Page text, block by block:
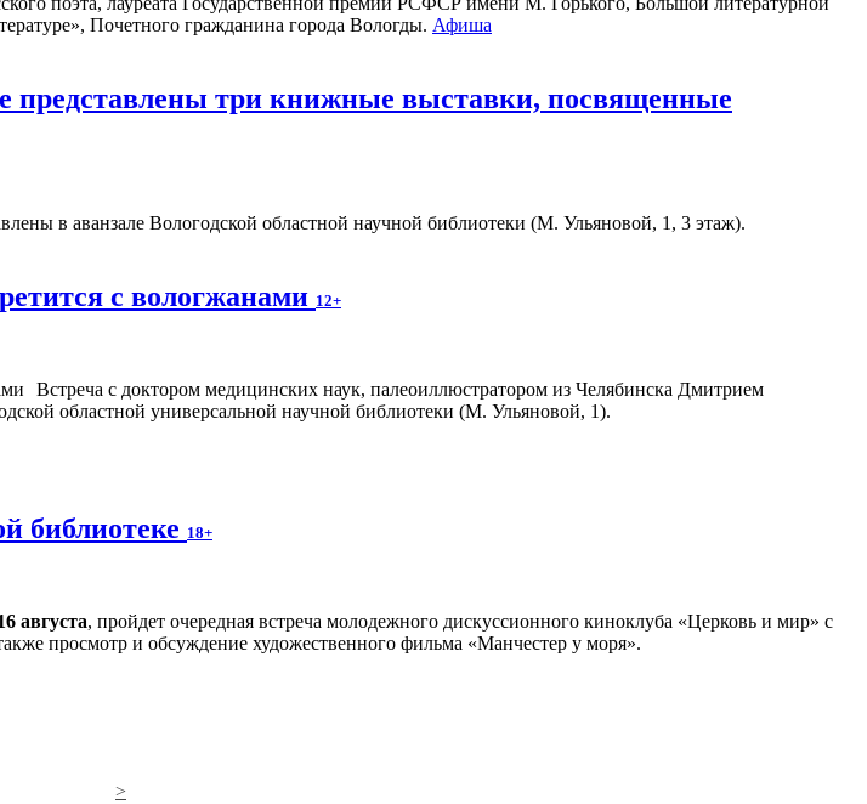
Почетного гражданина города Вологды. Афиша
представлены три книжные выставки, посвященные
в аванзале Вологодской областной научной библиотеки (М. Ульяновой, 1, 3 этаж).
с вологжанами 12+
Встреча с доктором медицинских наук, палеоиллюстратором из Челябинска Дмитрием
областной универсальной научной библиотеки (М. Ульяновой, 1).
библиотеке 18+
августа, пройдет очередная встреча молодежного дискуссионного киноклуба «Церковь и мир» с
просмотр и обсуждение художественного фильма «Манчестер у моря».
>